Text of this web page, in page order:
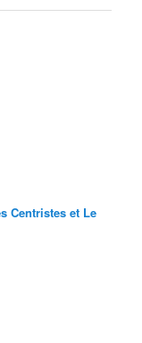
Centristes et Le